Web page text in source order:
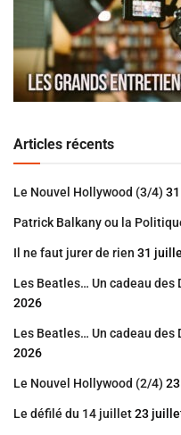
Articles récents
Le Nouvel Hollywood (3/4)
Patrick Balkany ou la
Il ne faut jurer de rien 31
Les Beatles… Un cadeau des
2026
Les Beatles… Un cadeau des
2026
Le Nouvel Hollywood (2/4)
Le défilé du 14 juillet23